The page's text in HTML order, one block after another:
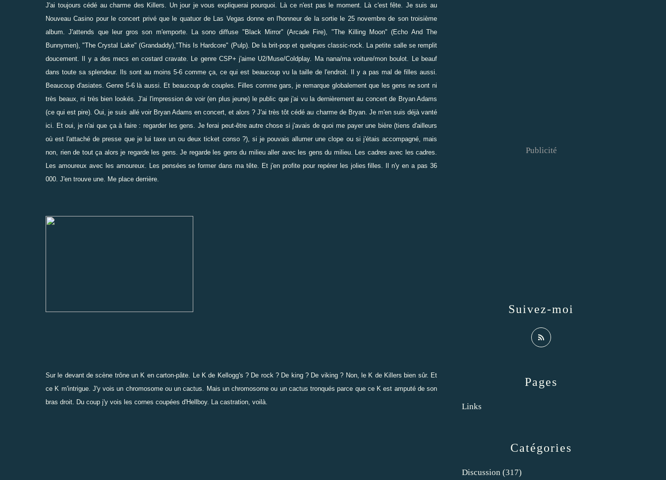
J'ai toujours cédé au charme des Killers. Un jour je vous expliquerai pourquoi. Là ce n'est pas le moment. Là c'est fête. Je suis au
Nouveau Casino pour le concert privé que le quatuor de Las Vegas donne en l'honneur de la sortie le 25 novembre de son troisième
album. J'attends que leur gros son m'emporte. La sono diffuse "Black Mirror" (Arcade Fire), "The Killing Moon" (Echo And The
Bunnymen), "The Crystal Lake" (Grandaddy),"This Is Hardcore" (Pulp). De la brit-pop et quelques classic-rock. La petite salle se remplit
doucement. Il y a des mecs en costard cravate. Le genre CSP+ j'aime U2/Muse/Coldplay. Ma nana/ma voiture/mon boulot. Le beauf
dans toute sa splendeur. Ils sont au moins 5-6 comme ça, ce qui est beaucoup vu la taille de l'endroit. Il y a pas mal de filles aussi.
Beaucoup d'asiates. Genre 5-6 là aussi. Et beaucoup de couples. Filles comme gars, je remarque globalement que les gens ne sont ni
très beaux, ni très bien lookés. J'ai l'impression de voir (en plus jeune) le public que j'ai vu la dernièrement au concert de Bryan Adams
(ce qui est pire). Oui, je suis allé voir Bryan Adams en concert, et alors ? J'ai très tôt cédé au charme de Bryan. Je m'en suis déjà vanté
ici . Et oui, je n'ai que ça à faire : regarder les gens. Je ferai peut-être autre chose si j'avais de quoi me payer une bière (tiens d'ailleurs
où est l'attaché de presse que je lui taxe un ou deux ticket conso ?), si je pouvais allumer une clope ou si j'étais accompagné, mais
non, rien de tout ça alors je regarde les gens. Je regarde les gens du milieu aller avec les gens du milieu. Les cadres avec les cadres.
Les amoureux avec les amoureux. Les pensées se former dans ma tête. Et j'en profite pour repérer les jolies filles. Il n'y en a pas 36
000. J'en trouve une. Me place derrière.
Sur le devant de scène trône un K en carton-pâte. Le K de Kellogg's ? De rock ? De king ? De viking ? Non, le K de Killers bien sûr. Et
ce K m'intrigue. J'y vois un chromosome ou un cactus. Mais un chromosome ou un cactus tronqués parce que ce K est amputé de son
bras droit. Du coup j'y vois les cornes coupées d'Hellboy. La castration, voilà.
Catégories
Discussion (317)
Pages
Links
Suivez-moi
Publicité